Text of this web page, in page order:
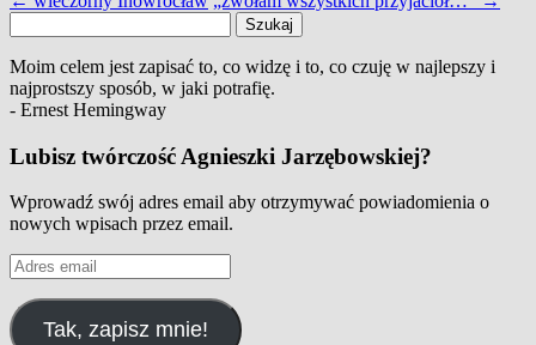
Moim celem jest zapisać to, co widzę i to, co czuję w najlepszy i
najprostszy sposób, w jaki potrafię.
- Ernest Hemingway
Lubisz twórczość Agnieszki Jarzębowskiej?
Wprowadź swój adres email aby otrzymywać powiadomienia o
nowych wpisach przez email.
Adres
email
Tak, zapisz mnie!